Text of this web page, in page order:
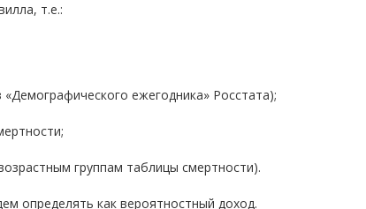
т.е.:
ежегодника» Росстата);
группам таблицы смертности).
определять как вероятностный доход.